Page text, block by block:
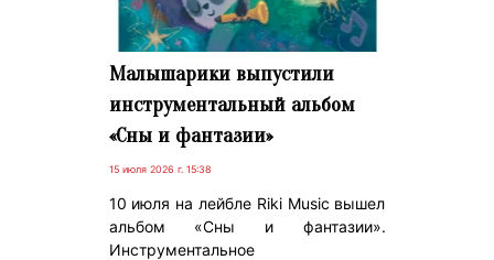
Малышарики выпустили
инструментальный альбом
«Сны и фантазии»
15 июля 2026 г. 15:38
10 июля на лейбле Riki Music вышел
альбом «Сны и фантазии».
Инструментальное